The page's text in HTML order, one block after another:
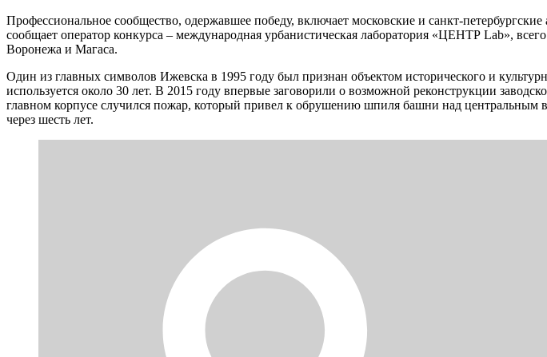
Профессиональное сообщество, одержавшее победу, включает московские и санкт-
сообщает оператор конкурса – международная урбанистическая лаборатория «ЦЕНТР Lab»,
Воронежа и Магаса.
Один из главных символов Ижевска в 1995 году был признан объектом исторического и
используется около 30 лет. В 2015 году впервые заговорили о возможной реконструкции
главном корпусе случился пожар, который привел к обрушению шпиля башни над центральным
через шесть лет.